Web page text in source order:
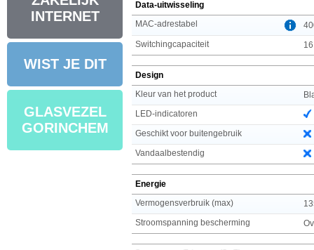
INTERNET
WIST JE DIT
GLASVEZEL
GORINCHEM
Data-uitwisseling
MAC-adrestabel
Switchingcapaciteit
Design
Kleur van het product
LED-indicatoren
Geschikt voor buitengebruik
Vandaalbestendig
Energie
Vermogensverbruik (max)
Stroomspanning bescherming